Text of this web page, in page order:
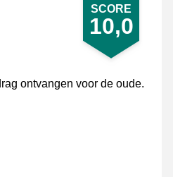
SCORE
10,0
ontvangen voor de oude.